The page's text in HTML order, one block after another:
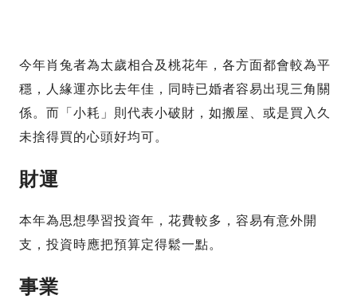
今年肖兔者為太歲相合及桃花年，各方面都會較為平
穩，人緣運亦比去年佳，同時已婚者容易出現三角關
係。而「小耗」則代表小破財，如搬屋、或是買入久
未捨得買的心頭好均可。
財運
本年為思想學習投資年，花費較多，容易有意外開
支，投資時應把預算定得鬆一點。
事業